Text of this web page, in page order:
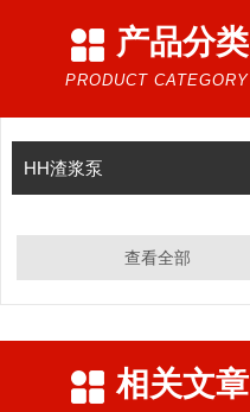
产品分类
PRODUCT CATEGORY
HH渣浆泵
查看全部
相关文章